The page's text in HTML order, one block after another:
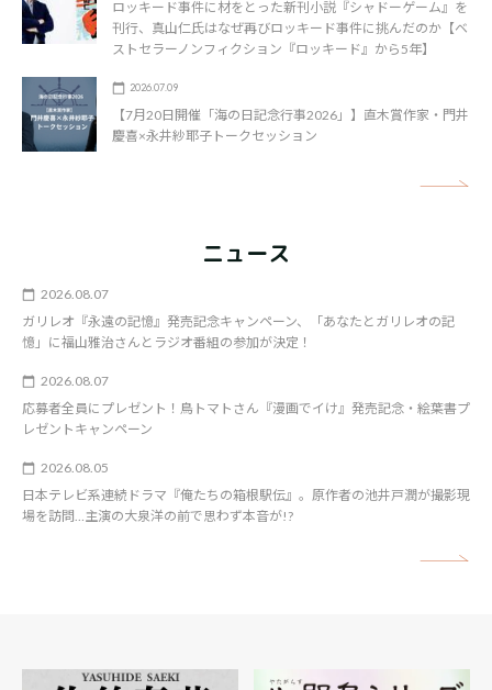
ロッキード事件に材をとった新刊小説『シャドーゲーム』を
刊行、真山仁氏はなぜ再びロッキード事件に挑んだのか【ベ
ストセラーノンフィクション『ロッキード』から5年】
2026.07.09
【7月20日開催「海の日記念行事2026」】直木賞作家・門井
慶喜×永井紗耶子トークセッション
ニュース
2026.08.07
ガリレオ『永遠の記憶』発売記念キャンペーン、「あなたとガリレオの記
憶」に福山雅治さんとラジオ番組の参加が決定！
2026.08.07
応募者全員にプレゼント！鳥トマトさん『漫画でイけ』発売記念・絵葉書プ
レゼントキャンペーン
2026.08.05
日本テレビ系連続ドラマ『俺たちの箱根駅伝』。原作者の池井戸潤が撮影現
場を訪問…主演の大泉洋の前で思わず本音が!?